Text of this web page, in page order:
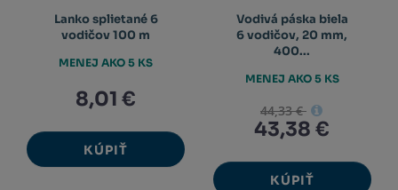
Lanko splietané 6
vodičov 100 m
8,01 €
KÚPIŤ
MENEJ AKO 5 KS
Vodivá páska biela
6 vodičov, 20 mm,
400...
44,33 €
43,38 €
KÚPIŤ
MENEJ AKO 5 KS